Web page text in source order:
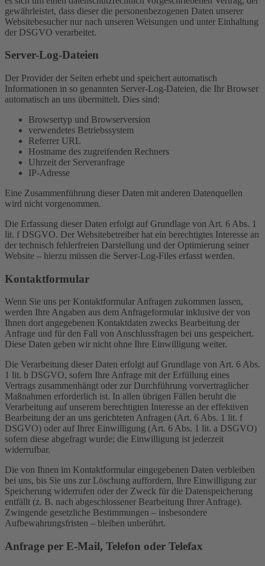
gewährleistet, dass dieser die personenbezogenen Daten unserer
Websitebesucher nur nach unseren Weisungen und unter Einhaltung
der DSGVO verarbeitet.
Server-Log-Dateien
Der Provider der Seiten erhebt und speichert automatisch
Informationen in so genannten Server-Log-Dateien, die Ihr Browser
automatisch an uns übermittelt. Dies sind:
Browsertyp und Browserversion
verwendetes Betriebssystem
Referrer URL
Hostname des zugreifenden Rechners
Uhrzeit der Serveranfrage
IP-Adresse
Eine Zusammenführung dieser Daten mit anderen Datenquellen
wird nicht vorgenommen.
Die Erfassung dieser Daten erfolgt auf Grundlage von Art. 6 Abs. 1
lit. f DSGVO. Der Websitebetreiber hat ein berechtigtes Interesse an
der technisch fehlerfreien Darstellung und der Optimierung seiner
Website – hierzu müssen die Server-Log-Files erfasst werden.
Kontaktformular
Wenn Sie uns per Kontaktformular Anfragen zukommen lassen,
werden Ihre Angaben aus dem Anfrageformular inklusive der von
Ihnen dort angegebenen Kontaktdaten zwecks Bearbeitung der
Anfrage und für den Fall von Anschlussfragen bei uns gespeichert.
Diese Daten geben wir nicht ohne Ihre Einwilligung weiter.
Die Verarbeitung dieser Daten erfolgt auf Grundlage von Art. 6 Abs.
1 lit. b DSGVO, sofern Ihre Anfrage mit der Erfüllung eines
Vertrags zusammenhängt oder zur Durchführung vorvertraglicher
Maßnahmen erforderlich ist. In allen übrigen Fällen beruht die
Verarbeitung auf unserem berechtigten Interesse an der effektiven
Bearbeitung der an uns gerichteten Anfragen (Art. 6 Abs. 1 lit. f
DSGVO) oder auf Ihrer Einwilligung (Art. 6 Abs. 1 lit. a DSGVO)
sofern diese abgefragt wurde; die Einwilligung ist jederzeit
widerrufbar.
Die von Ihnen im Kontaktformular eingegebenen Daten verbleiben
bei uns, bis Sie uns zur Löschung auffordern, Ihre Einwilligung zur
Speicherung widerrufen oder der Zweck für die Datenspeicherung
entfällt (z. B. nach abgeschlossener Bearbeitung Ihrer Anfrage).
Zwingende gesetzliche Bestimmungen – insbesondere
Aufbewahrungsfristen – bleiben unberührt.
Anfrage per E-Mail, Telefon oder Telefax